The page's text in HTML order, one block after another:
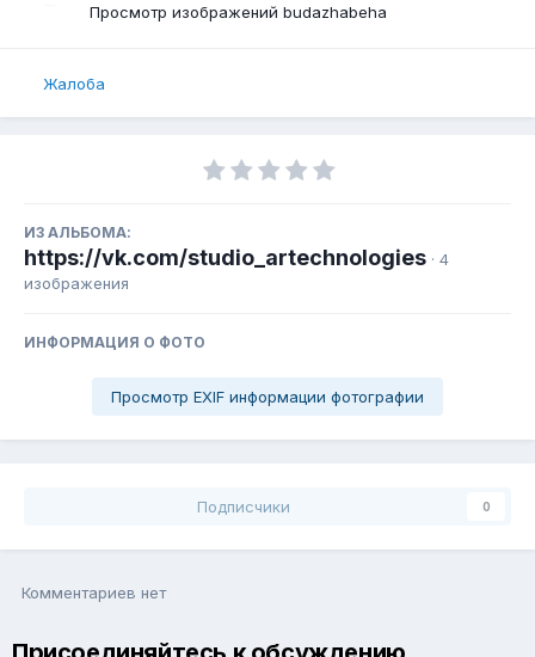
Просмотр изображений budazhabeha
Жалоба
ИЗ АЛЬБОМА:
https://vk.com/studio_artechnologies · 4
изображения
ИНФОРМАЦИЯ О ФОТО
Просмотр EXIF информации фотографии
Подписчики 0
Комментариев нет